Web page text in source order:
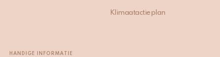
Klimaatactieplan
HANDIGE INFORMATIE